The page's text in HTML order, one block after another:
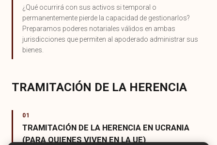
¿Qué ocurrirá con sus activos si temporal o
permanentemente pierde la capacidad de gestionarlos?
Preparamos poderes notariales válidos en ambas
jurisdicciones que permiten al apoderado administrar sus
bienes.
TRAMITACIÓN DE LA HERENCIA
01
TRAMITACIÓN DE LA HERENCIA EN UCRANIA
(PARA QUIENES VIVEN EN LA UE)